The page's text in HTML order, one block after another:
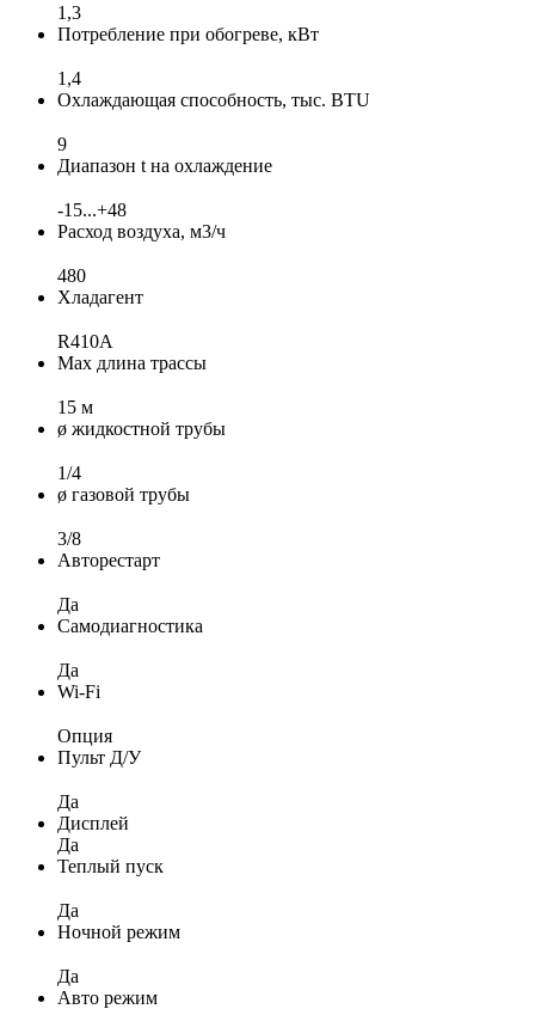
1,3
Потребление при обогреве, кВт
1,4
Охлаждающая способность, тыс. BTU
9
Диапазон t на охлаждение
-15...+48
Расход воздуха, м3/ч
480
Хладагент
R410A
Max длина трассы
15 м
ø жидкостной трубы
1/4
ø газовой трубы
3/8
Авторестарт
Да
Самодиагностика
Да
Wi-Fi
Опция
Пульт Д/У
Да
Дисплей
Да
Теплый пуск
Да
Ночной режим
Да
Авто режим